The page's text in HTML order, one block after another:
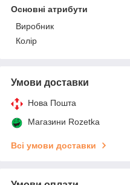
Основні атрибути
Виробник
Колір
Умови доставки
Нова Пошта
Магазини Rozetka
Всі умови доставки